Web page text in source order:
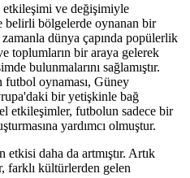
ve değişimiyle
belirli bölgelerde oynanan bir
dünya çapında popülerlik
toplumların bir araya gelerek
bulunmalarını sağlamıştır.
oynaması, Güney
bir yetişkinle bağ
etkileşimler, futbolun sadece bir
yardımcı olmuştur.
daha da artmıştır. Artık
farklı kültürlerden gelen